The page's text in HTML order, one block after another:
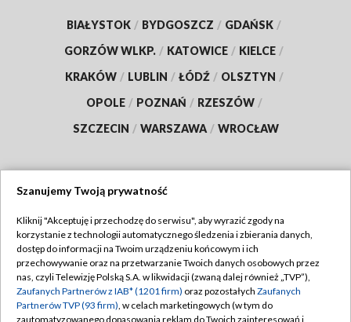
BIAŁYSTOK / BYDGOSZCZ / GDAŃSK /
GORZÓW WLKP. / KATOWICE / KIELCE /
KRAKÓW / LUBLIN / ŁÓDŹ / OLSZTYN /
OPOLE / POZNAŃ / RZESZÓW /
SZCZECIN / WARSZAWA / WROCŁAW
TVP
Abonament TVP
Emisja w TVP
Centrum informacji TVP
Regulamin TVP
Polityka prywatności
Moje zgody
Szanujemy Twoją prywatność
Kliknij "Akceptuję i przechodzę do serwisu", aby wyrazić zgody na
korzystanie z technologii automatycznego śledzenia i zbierania danych,
dostęp do informacji na Twoim urządzeniu końcowym i ich
przechowywanie oraz na przetwarzanie Twoich danych osobowych przez
nas, czyli Telewizję Polską S.A. w likwidacji (zwaną dalej również „TVP”),
Zaufanych Partnerów z IAB* (1201 firm) oraz pozostałych Zaufanych
Partnerów TVP (93 firm), w celach marketingowych (w tym do
zautomatyzowanego dopasowania reklam do Twoich zainteresowań i